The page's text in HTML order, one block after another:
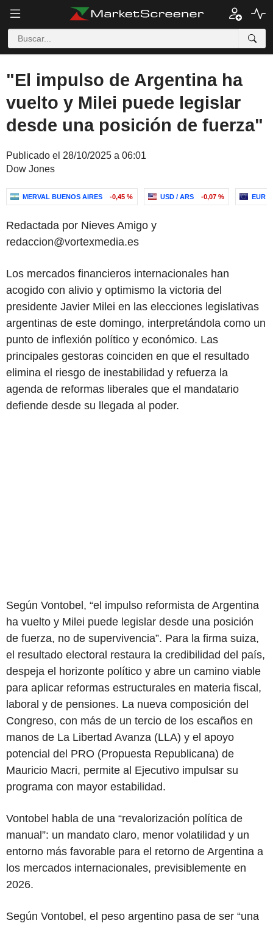
"El impulso de Argentina ha
vuelto y Milei puede legislar
desde una posición de fuerza"
Publicado el 28/10/2025 a 06:01
Dow Jones
MERVAL BUENOS AIRES -0,45 % USD / ARS -0,07 % EUR /
Redactada por Nieves Amigo y
redaccion@vortexmedia.es
Los mercados financieros internacionales han
acogido con alivio y optimismo la victoria del
presidente Javier Milei en las elecciones legislativas
argentinas de este domingo, interpretándola como un
punto de inflexión político y económico. Las
principales gestoras coinciden en que el resultado
elimina el riesgo de inestabilidad y refuerza la
agenda de reformas liberales que el mandatario
defiende desde su llegada al poder.
Según Vontobel, “el impulso reformista de Argentina
ha vuelto y Milei puede legislar desde una posición
de fuerza, no de supervivencia”. Para la firma suiza,
el resultado electoral restaura la credibilidad del país,
despeja el horizonte político y abre un camino viable
para aplicar reformas estructurales en materia fiscal,
laboral y de pensiones. La nueva composición del
Congreso, con más de un tercio de los escaños en
manos de La Libertad Avanza (LLA) y el apoyo
potencial del PRO (Propuesta Republicana) de
Mauricio Macri, permite al Ejecutivo impulsar su
programa con mayor estabilidad.
Vontobel habla de una “revalorización política de
manual”: un mandato claro, menor volatilidad y un
entorno más favorable para el retorno de Argentina a
los mercados internacionales, previsiblemente en
2026.
Según Vontobel, el peso argentino pasa de ser “una